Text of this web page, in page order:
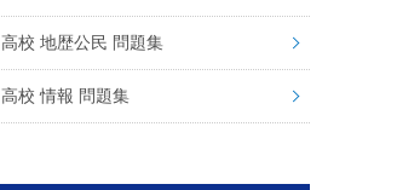
高校 地歴公民 問題集
高校 情報 問題集